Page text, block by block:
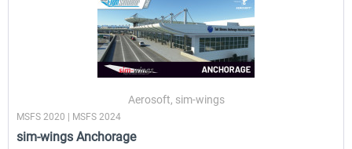
Aerosoft, sim-wings
MSFS 2020 | MSFS 2024
sim-wings Anchorage